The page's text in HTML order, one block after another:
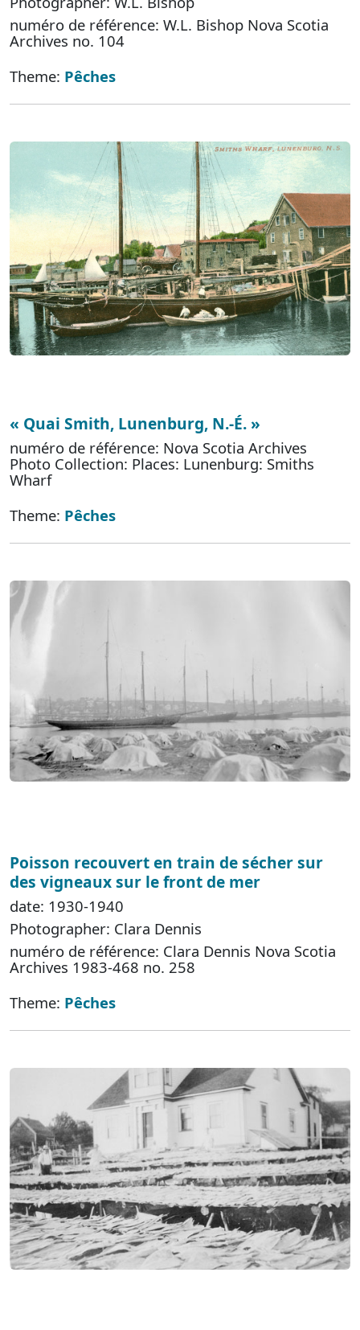
numéro de référence: W.L. Bishop Nova Scotia
Archives no. 104
Theme: Pêches
« Quai Smith, Lunenburg, N.-É. »
numéro de référence: Nova Scotia Archives
Photo Collection: Places: Lunenburg: Smiths
Wharf
Theme: Pêches
Poisson recouvert en train de sécher sur
des vigneaux sur le front de mer
date: 1930-1940
Photographer: Clara Dennis
numéro de référence: Clara Dennis Nova Scotia
Archives 1983-468 no. 258
Theme: Pêches